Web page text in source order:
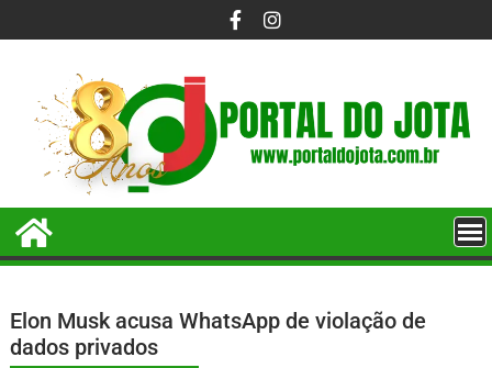
Elon Musk acusa WhatsApp de violação de
dados privados